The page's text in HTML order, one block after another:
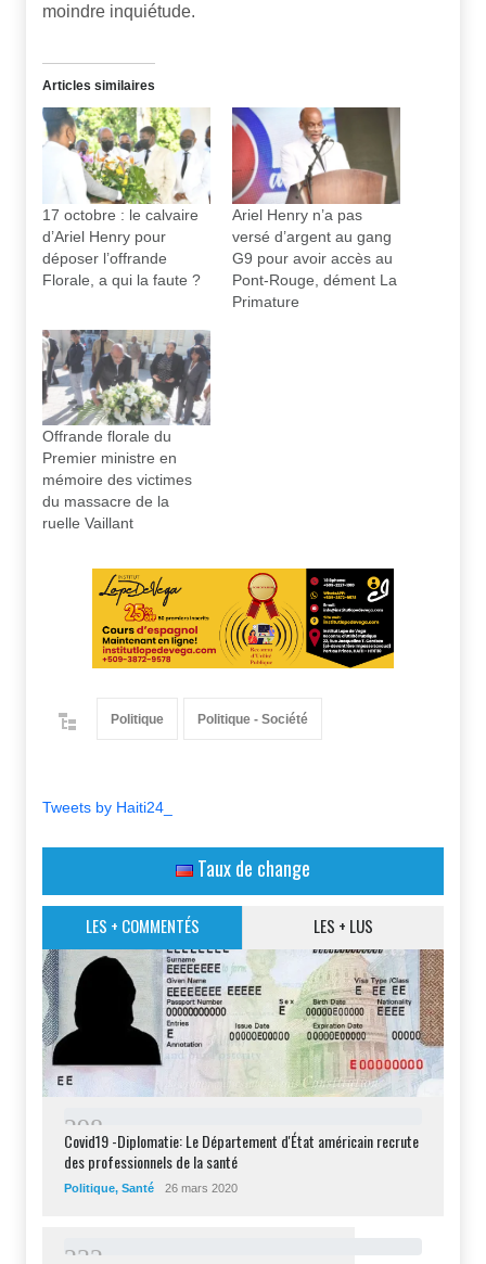
moindre inquiétude.
Articles similaires
17 octobre : le calvaire
d’Ariel Henry pour
déposer l’offrande
Florale, a qui la faute ?
Ariel Henry n’a pas
versé d’argent au gang
G9 pour avoir accès au
Pont-Rouge, dément La
Primature
Offrande florale du
Premier ministre en
mémoire des victimes
du massacre de la
ruelle Vaillant
Politique Politique - Société
Tweets by Haiti24_
Taux de change
LES + COMMENTÉS LES + LUS
298
Covid19 -Diplomatie: Le Département d'État américain recrute
des professionnels de la santé
Politique, Santé 26 mars 2020